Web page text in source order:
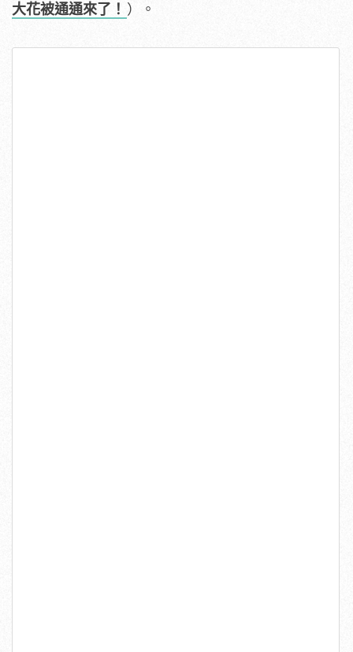
大花被通通來了！ ）。